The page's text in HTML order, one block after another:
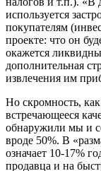
используется
покупателям
проекте: что он
окажется
дополнительная
извлечения им
Но скромность, как
встречающееся
обнаружили мы и
вроде 50%. В
означает 10-17%
продавца и на